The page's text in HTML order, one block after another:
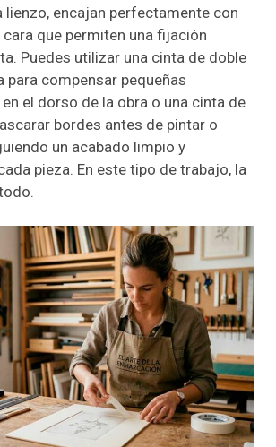
lienzo, encajan perfectamente con
que permiten una fijación
Puedes utilizar una cinta de doble
para compensar pequeñas
el dorso de la obra o una cinta de
bordes antes de pintar o
un acabado limpio y
pieza. En este tipo de trabajo, la